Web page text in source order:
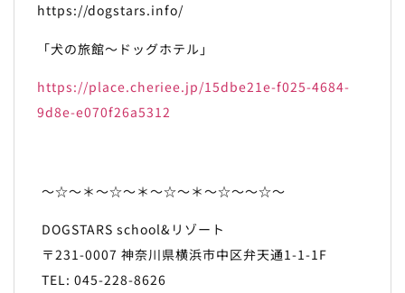
https://dogstars.info/
「犬の旅館～ドッグホテル」
https://place.cheriee.jp/15dbe21e-f025-4684-
9d8e-e070f26a5312
～☆～＊～☆～＊～☆～＊～☆～～☆～
DOGSTARS school&リゾート
〒231-0007 神奈川県横浜市中区弁天通1-1-1F
TEL: 045-228-8626